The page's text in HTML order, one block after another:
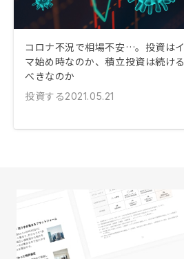
コロナ不況で相場不安…。投資はイ
マ始め時なのか、積立投資は続ける
べきなのか
投資する2021.05.21